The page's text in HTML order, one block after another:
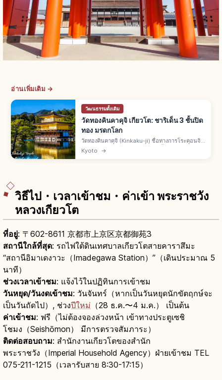
อ่านเพิ่มเติม →
วัฒนธรรมดั้งเดิม
วัดทองคินคาคุจิ เกียวโต: ชาริเด็น 3 ชั้นปิด
ทอง มรดกโลก
วัดทองคินคาคุจิ (Kinkaku-ji) ชื่อทางการโระคุอนจิ
คือวัดเขตคิตะเกียวโต ชาริเด็น 3 ชั้นปิดทองคำเปลว
สร้างโดยอาชิคางะ โยชิมิตสึยุคมุโรมาจิ มรดกโลกยู
Kyoto →
วิธีไป・เวลาเข้าชม・ค่าเข้า พระราชวัง
หลวงเกียวโต
ที่อยู่: 〒602-8611 京都市上京区京都御苑3
สถานีใกล้ที่สุด: รถไฟใต้ดินเทศบาลเกียวโตสายคาราสึมะ
“สถานีอิมาเดงาวะ（Imadegawa Station）”（เดินประมาณ 5
นาที）
ช่วงเวลาเข้าชม: แจ้งไว้ในปฏิทินการเข้าชม
วันหยุด/วันงดเข้าชม: วันจันทร์（หากเป็นวันหยุดนักขัตฤกษ์จะ
เป็นวันถัดไป）, ช่วงปีใหม่ （28 ธ.ค.〜4 ม.ค.） เป็นต้น
ค่าเข้าชม: ฟรี（ไม่ต้องจองล่วงหน้า เข้าทางประตูเซชิ
โชมง（Seishōmon） มีการตรวจสัมภาระ）
ติดต่อสอบถาม: สำนักงานเกียวโตของสำนัก
พระราชวัง（Imperial Household Agency）ฝ่ายเข้าชม TEL
075-211-1215（เวลารับสาย 8:30-17:15）